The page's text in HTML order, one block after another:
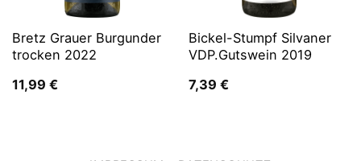
Bretz Grauer Burgunder
trocken 2022
11,99 €
Bickel-Stumpf Silvaner
VDP.Gutswein 2019
7,39 €